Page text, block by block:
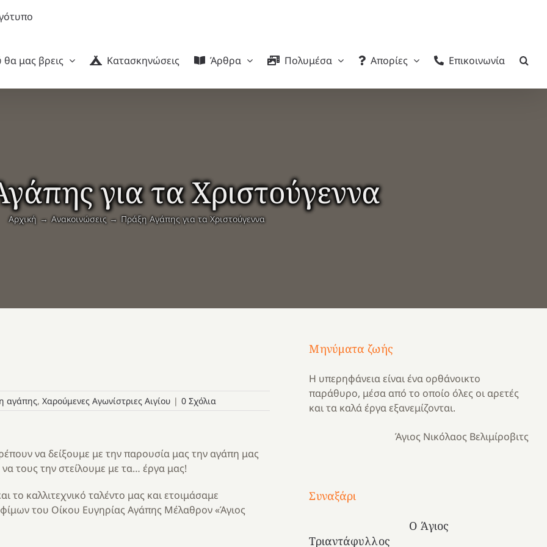
μας βρεις
Κατασκηνώσεις Άρθρα Πολυμέσα Απορίες Επικοινωνία
για τα Χριστούγεννα
Αρχική Ανακοινώσεις Πράξη Αγάπης για τα Χριστούγεννα
αγάπης, Χαρούμενες Αγωνίστριες Αιγίου | 0 Σχόλια
να δείξουμε με την παρουσία μας την αγάπη μας
τους την στείλουμε με τα… έργα μας!
το καλλιτεχνικό ταλέντο μας και ετοιμάσαμε
του Οίκου Ευγηρίας Αγάπης Μέλαθρον «Άγιος
Μηνύματα ζωής
Η υπερηφάνεια είναι ένα ορθάνοικτο
παράθυρο, μέσα από το οποίο όλες οι αρετές
και τα καλά έργα εξανεμίζονται.
Άγιος Νικόλαος Βελιμίροβιτς
Συναξάρι
Ο Άγιος
Τριαντάφυλλος
Μια
και
Κατασκηνωτικές